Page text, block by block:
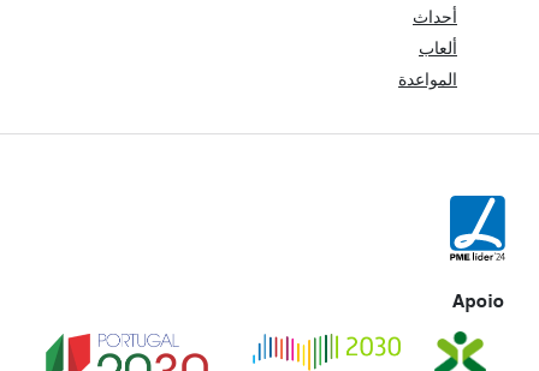
أحداث
ألعاب
المواعدة
Apoio